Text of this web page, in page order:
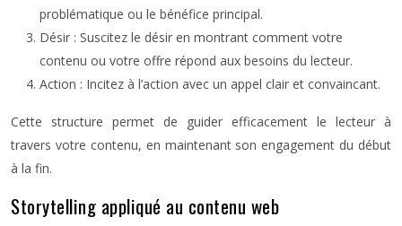
problématique ou le bénéfice principal.
Désir : Suscitez le désir en montrant comment votre
contenu ou votre offre répond aux besoins du lecteur.
Action : Incitez à l’action avec un appel clair et convaincant.
Cette structure permet de guider efficacement le lecteur à
travers votre contenu, en maintenant son engagement du début
à la fin.
Storytelling appliqué au contenu web